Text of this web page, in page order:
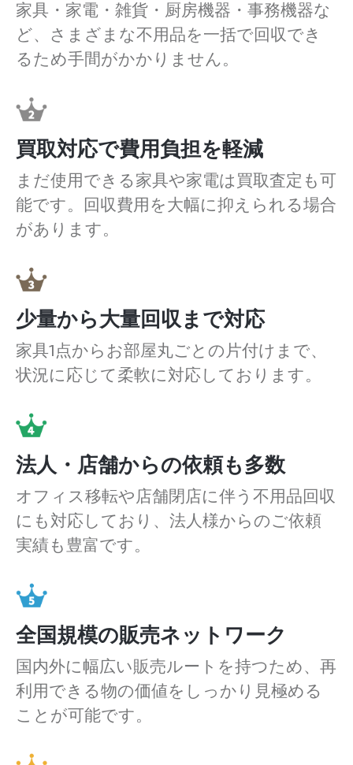
家具・家電・雑貨・厨房機器・事務機器な
ど、さまざまな不用品を一括で回収でき
るため手間がかかりません。
買取対応で費用負担を軽減
まだ使用できる家具や家電は買取査定も可
能です。回収費用を大幅に抑えられる場合
があります。
少量から大量回収まで対応
家具1点からお部屋丸ごとの片付けまで、
状況に応じて柔軟に対応しております。
法人・店舗からの依頼も多数
オフィス移転や店舗閉店に伴う不用品回収
にも対応しており、法人様からのご依頼
実績も豊富です。
全国規模の販売ネットワーク
国内外に幅広い販売ルートを持つため、再
利用できる物の価値をしっかり見極める
ことが可能です。